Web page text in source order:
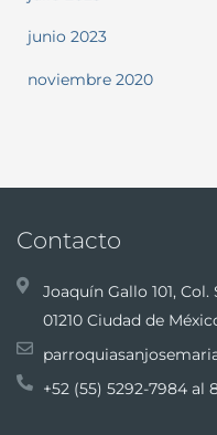
junio 2023
noviembre 2020
Contacto
Joaquín Gallo 101,
01210 Ciudad de
+52 (55) 5292-7984 al